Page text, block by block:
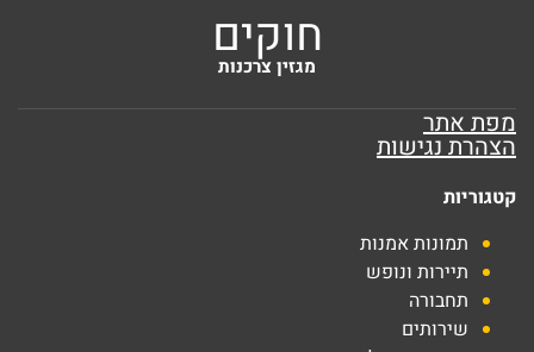
חוקים
מגזין צרכנות
מפת אתר
הצהרת נגישות
קטגוריות
תמונות אמנות
תיירות ונופש
תחבורה
שירותים